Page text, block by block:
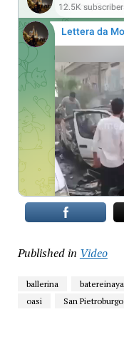
Published in Video
ballerina batereinaya
oasi
San Pietroburgo